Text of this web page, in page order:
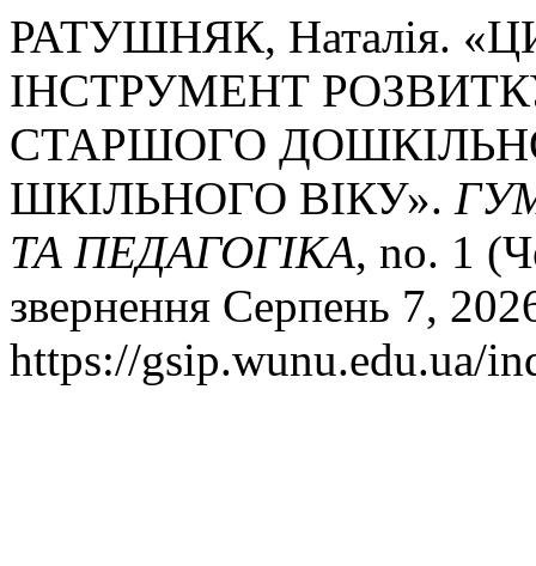
РАТУШНЯК, Наталія.
ІНСТРУМЕНТ
СТАРШОГО
ШКІЛЬНОГО ВІКУ».
ТА ПЕДАГОГІКА, no. 1
звернення Серпень 7,
https://gsip.wunu.edu.ua/